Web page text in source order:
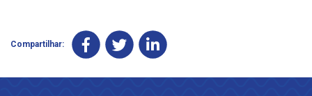
Compartilhar: